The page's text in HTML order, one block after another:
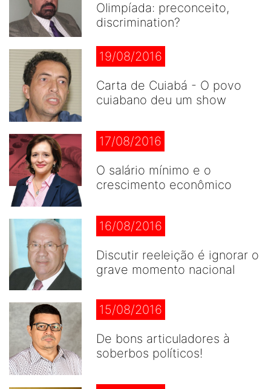
Olimpíada: preconceito,
discrimination?
19/08/2016
Carta de Cuiabá - O povo
cuiabano deu um show
17/08/2016
O salário mínimo e o
crescimento econômico
16/08/2016
Discutir reeleição é ignorar o
grave momento nacional
15/08/2016
De bons articuladores à
soberbos políticos!